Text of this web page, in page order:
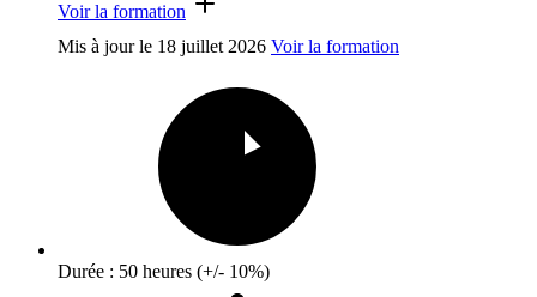
Voir la formation
Mis à jour le 18 juillet 2026 Voir la formation
Durée : 50 heures (+/- 10%)